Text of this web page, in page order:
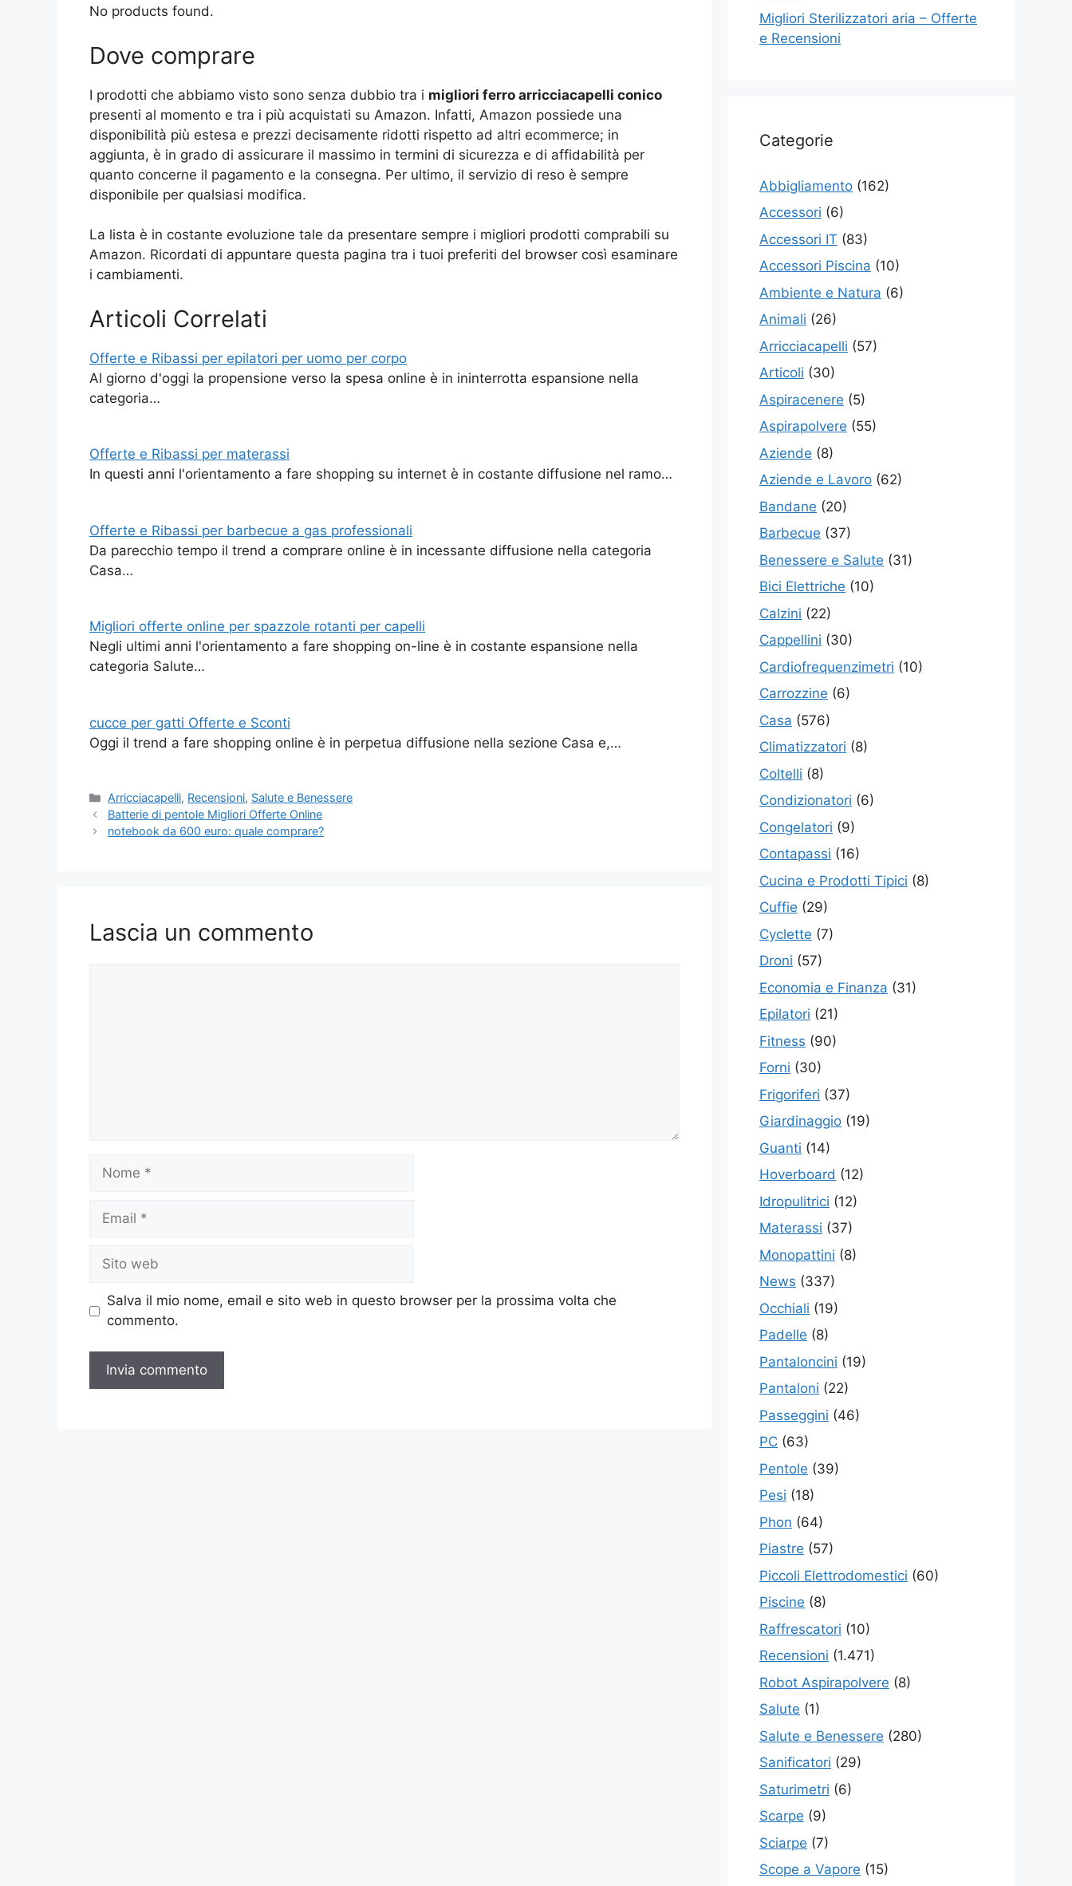
No products found.
Dove comprare
I prodotti che abbiamo visto sono senza dubbio tra i migliori ferro arricciacapelli conico
presenti al momento e tra i più acquistati su Amazon. Infatti, Amazon possiede una
disponibilità più estesa e prezzi decisamente ridotti rispetto ad altri ecommerce; in
aggiunta, è in grado di assicurare il massimo in termini di sicurezza e di affidabilità per
quanto concerne il pagamento e la consegna. Per ultimo, il servizio di reso è sempre
disponibile per qualsiasi modifica.
La lista è in costante evoluzione tale da presentare sempre i migliori prodotti comprabili su
Amazon. Ricordati di appuntare questa pagina tra i tuoi preferiti del browser così esaminare
i cambiamenti.
Articoli Correlati
Offerte e Ribassi per epilatori per uomo per corpo
Al giorno d'oggi la propensione verso la spesa online è in ininterrotta espansione nella
categoria…
Offerte e Ribassi per materassi
In questi anni l'orientamento a fare shopping su internet è in costante diffusione nel ramo…
Offerte e Ribassi per barbecue a gas professionali
Da parecchio tempo il trend a comprare online è in incessante diffusione nella categoria
Casa…
Migliori offerte online per spazzole rotanti per capelli
Negli ultimi anni l'orientamento a fare shopping on-line è in costante espansione nella
categoria Salute…
cucce per gatti Offerte e Sconti
Oggi il trend a fare shopping online è in perpetua diffusione nella sezione Casa e,…
Categorie
Arricciacapelli, Recensioni, Salute e Benessere
Batterie di pentole Migliori Offerte Online
notebook da 600 euro: quale comprare?
Lascia un commento
Nome
Email
Sito
web
Salva il mio nome, email e sito web in questo browser per la prossima volta che
commento.
Migliori Sterilizzatori aria – Offerte
e Recensioni
Categorie
Abbigliamento (162)
Accessori (6)
Accessori IT (83)
Accessori Piscina (10)
Ambiente e Natura (6)
Animali (26)
Arricciacapelli (57)
Articoli (30)
Aspiracenere (5)
Aspirapolvere (55)
Aziende (8)
Aziende e Lavoro (62)
Bandane (20)
Barbecue (37)
Benessere e Salute (31)
Bici Elettriche (10)
Calzini (22)
Cappellini (30)
Cardiofrequenzimetri (10)
Carrozzine (6)
Casa (576)
Climatizzatori (8)
Coltelli (8)
Condizionatori (6)
Congelatori (9)
Contapassi (16)
Cucina e Prodotti Tipici (8)
Cuffie (29)
Cyclette (7)
Droni (57)
Economia e Finanza (31)
Epilatori (21)
Fitness (90)
Forni (30)
Frigoriferi (37)
Giardinaggio (19)
Guanti (14)
Hoverboard (12)
Idropulitrici (12)
Materassi (37)
Monopattini (8)
News (337)
Occhiali (19)
Padelle (8)
Pantaloncini (19)
Pantaloni (22)
Passeggini (46)
PC (63)
Pentole (39)
Pesi (18)
Phon (64)
Piastre (57)
Piccoli Elettrodomestici (60)
Piscine (8)
Raffrescatori (10)
Recensioni (1.471)
Robot Aspirapolvere (8)
Salute (1)
Salute e Benessere (280)
Sanificatori (29)
Saturimetri (6)
Scarpe (9)
Sciarpe (7)
Scope a Vapore (15)